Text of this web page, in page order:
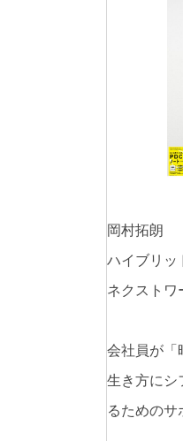
岡村拓朗
ハイブリッ
ネクストワ
会社員が「
生き方にシ
るためのサ